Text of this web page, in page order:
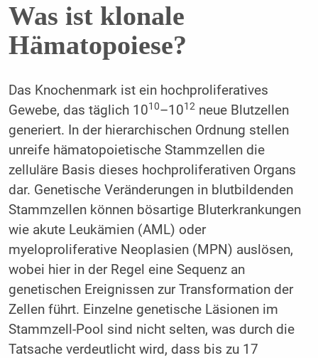
Was ist klonale
Hämatopoiese?
Das Knochenmark ist ein hochproliferatives
Gewebe, das täglich 1010–1012neue Blutzellen
generiert. In der hierarchischen Ordnung stellen
unreife hämatopoietische Stammzellen die
zelluläre Basis dieses hochproliferativen Organs
dar. Genetische Veränderungen in blutbildenden
Stammzellen können bösartige Bluterkrankungen
wie akute Leukämien (AML) oder
myeloproliferative Neoplasien (MPN) auslösen,
wobei hier in der Regel eine Sequenz an
genetischen Ereignissen zur Transformation der
Zellen führt. Einzelne genetische Läsionen im
Stammzell-Pool sind nicht selten, was durch die
Tatsache verdeutlicht wird, dass bis zu 17